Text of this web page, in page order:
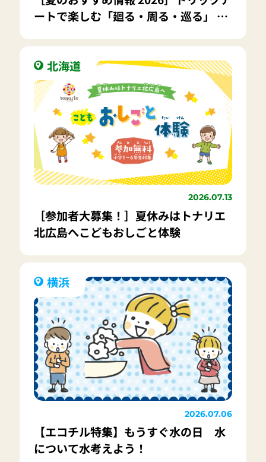
ートで楽しむ「廻る・周る・巡る」 特
北海道
2026.07.13
［参加者大募集！］夏休みはトナリエ
北広島へこどもおしごと体験
横浜
2026.07.06
【エコチル特集】もうすぐ水の日 水
について水考えよう！